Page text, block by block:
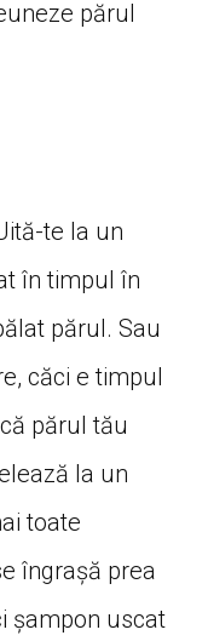
părul
te la un
în timpul în
părul. Sau
căci e timpul
părul tău
la un
toate
îngrașă prea
șampon uscat